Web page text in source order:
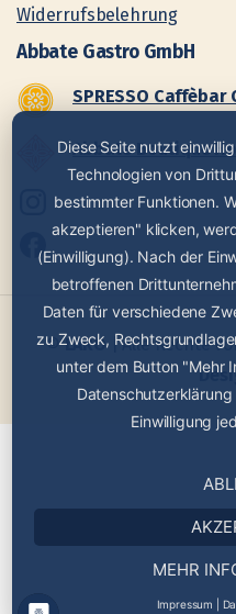
Widerrufsbelehrung
Abbate Gastro GmbH
SPRESSO Caffèbar
Abbate Boutique
©LARO| Alle Rechte
Diese Seite nutzt
Technologien von
bestimmter Funktionen.
akzeptieren" klicken,
(Einwilligung). Nach der
betroffenen
Daten für verschiedene
zu Zweck,
unter dem Button "Mehr
Datenschutzerklärung
Einwilligung
MEHR
Impressum